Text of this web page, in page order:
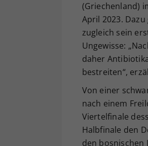
(Griechenland)
April 2023.
zugleich sein
Ungewisse:
daher
bestreiten“,
Von einer
nach einem
Viertelfinale
Halbfinale den
den bosnischen